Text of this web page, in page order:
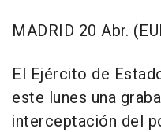
MADRID 20 Abr.
El Ejército de
este lunes una
interceptación del